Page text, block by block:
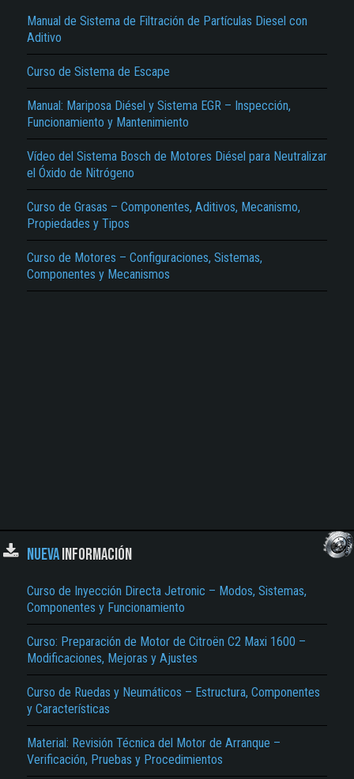
Manual de Sistema de Filtración de Partículas Diesel con
Aditivo
Curso de Sistema de Escape
Manual: Mariposa Diésel y Sistema EGR – Inspección,
Funcionamiento y Mantenimiento
Vídeo del Sistema Bosch de Motores Diésel para Neutralizar
el Óxido de Nitrógeno
Curso de Grasas – Componentes, Aditivos, Mecanismo,
Propiedades y Tipos
Curso de Motores – Configuraciones, Sistemas,
Componentes y Mecanismos
NUEVAINFORMACIÓN
Curso de Inyección Directa Jetronic – Modos, Sistemas,
Componentes y Funcionamiento
Curso: Preparación de Motor de Citroën C2 Maxi 1600 –
Modificaciones, Mejoras y Ajustes
Curso de Ruedas y Neumáticos – Estructura, Componentes
y Características
Material: Revisión Técnica del Motor de Arranque –
Verificación, Pruebas y Procedimientos
El Título es incorrecto según el contenido.
Texto o Imagen de portada son erróneos.
No carga o no se visualiza el contenido.
Reportar otro tipo de error...